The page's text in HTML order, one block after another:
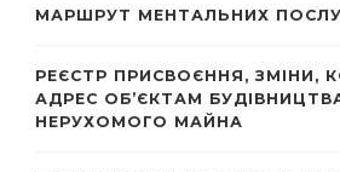
МАРШРУТ МЕНТАЛЬНИХ
РЕЄСТР ПРИСВОЄННЯ, ЗМІНИ,
АДРЕС ОБ’ЄКТАМ
НЕРУХОМОГО МАЙНА